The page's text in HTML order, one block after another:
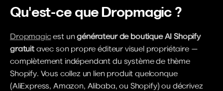
Qu'est-ce que Dropmagic ?
Dropmagic est un générateur de boutique AI Shopify
gratuit avec son propre éditeur visuel propriétaire —
complètement indépendant du système de thème
Shopify. Vous collez un lien produit quelconque
(AliExpress, Amazon, Alibaba, ou Shopify) ou décrivez